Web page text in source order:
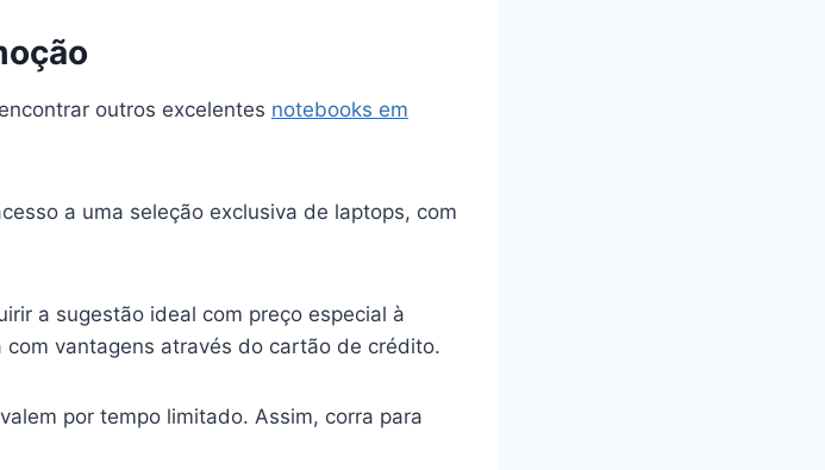
outros excelentes notebooks em
a uma seleção exclusiva de laptops, com
a sugestão ideal com preço especial à
vantagens através do cartão de crédito.
por tempo limitado. Assim, corra para